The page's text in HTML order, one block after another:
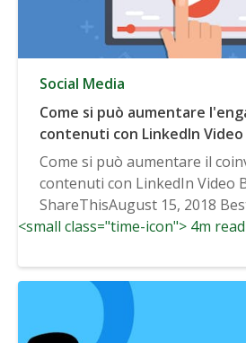
Social Media
Come si può aumentare
contenuti con LinkedIn Video
Come si può aumentare il
contenuti con LinkedIn Video
ShareThisAugust 15, 2018
<small class="time-icon"> 4m